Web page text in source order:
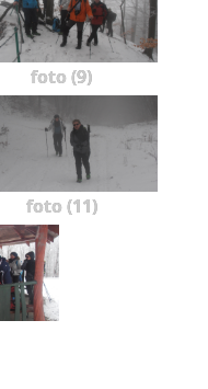
foto (9)
foto (11)